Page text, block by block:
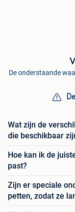
De onderstaande
Wat zijn de
die beschikbaar
Hoe kan ik de
past?
Zijn er speciale
petten, zodat ze